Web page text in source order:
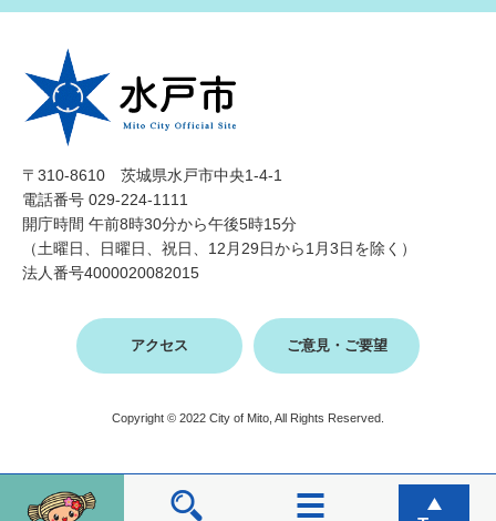
〒310-8610 茨城県水戸市中央1-4-1
電話番号 029-224-1111
開庁時間 午前8時30分から午後5時15分
（土曜日、日曜日、祝日、12月29日から1月3日を除く）
法人番号4000020082015
アクセス ご意見・ご要望
Copyright © 2022 City of Mito, All Rights Reserved.